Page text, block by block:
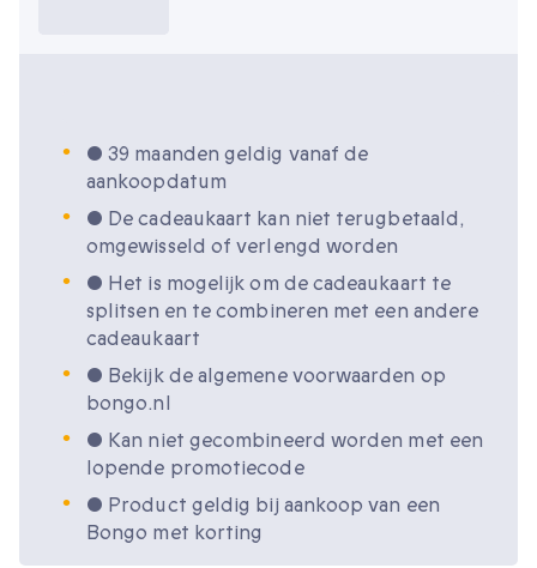
• 39 maanden geldig vanaf de
aankoopdatum
• De cadeaukaart kan niet terugbetaald,
omgewisseld of verlengd worden
• Het is mogelijk om de cadeaukaart te
splitsen en te combineren met een andere
cadeaukaart
• Bekijk de algemene voorwaarden op
bongo.nl
• Kan niet gecombineerd worden met een
lopende promotiecode
• Product geldig bij aankoop van een
Bongo met korting